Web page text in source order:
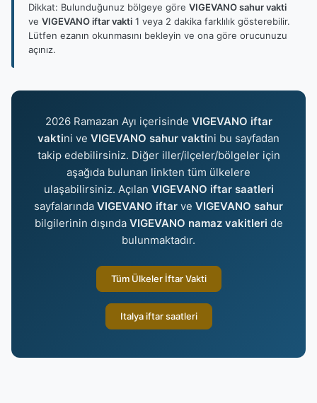
Dikkat: Bulunduğunuz bölgeye göre VIGEVANO sahur vakti
ve VIGEVANO iftar vakti 1 veya 2 dakika farklılık gösterebilir.
Lütfen ezanın okunmasını bekleyin ve ona göre orucunuzu
açınız.
2026 Ramazan Ayı içerisinde VIGEVANO iftar
vaktini ve VIGEVANO sahur vaktini bu sayfadan
takip edebilirsiniz. Diğer iller/ilçeler/bölgeler için
aşağıda bulunan linkten tüm ülkelere
ulaşabilirsiniz. Açılan VIGEVANO iftar saatleri
sayfalarında VIGEVANO iftar ve VIGEVANO sahur
bilgilerinin dışında VIGEVANO namaz vakitleri de
bulunmaktadır.
Tüm Ülkeler İftar Vakti
Italya iftar saatleri